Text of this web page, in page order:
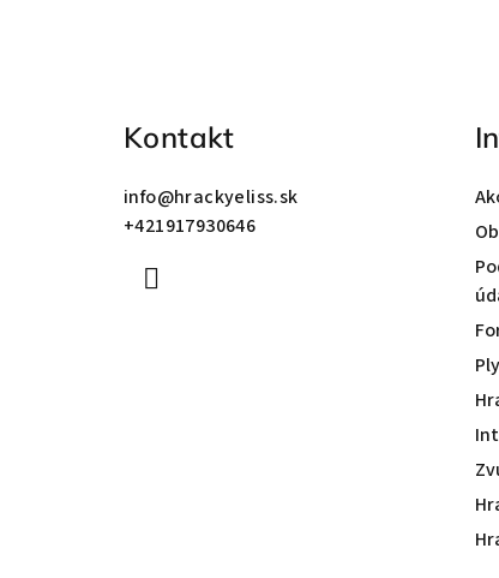
Kontakt
info@hrackyeliss.sk
+421917930646